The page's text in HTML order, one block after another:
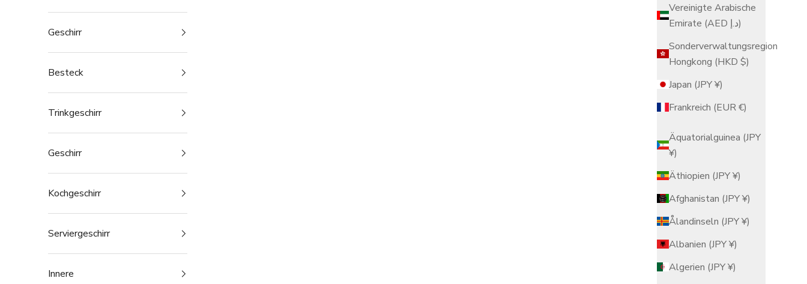
Vereinigte Arabische
Emirate (AED د.إ)
Sonderverwaltungsregion
Hongkong (HKD $)
Japan (JPY ¥)
Frankreich (EUR €)
Äquatorialguinea (JPY
¥)
Äthiopien (JPY ¥)
Afghanistan (JPY ¥)
Ålandinseln (JPY ¥)
Albanien (JPY ¥)
Algerien (JPY ¥)
Geschirr
Besteck
Trinkgeschirr
Geschirr
Kochgeschirr
Serviergeschirr
Innere